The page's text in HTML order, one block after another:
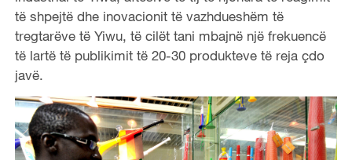
të shpejtë dhe inovacionit të vazhdueshëm të
tregtarëve të Yiwu, të cilët tani mbajnë një frekuencë
të lartë të publikimit të 20-30 produkteve të reja çdo
javë.